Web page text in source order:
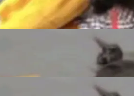
每百万 Tok...
多模态指令理解和编
Base 是核心生成模
音视频生成（开
件。 DeepSeek-V4-
工作，智能体能力
幅增强。在多项基准
需繁琐环境配置，一
具体更新内容如下：
修复了一个回归
路径，例如/var/run -
Design 6.5.3 现